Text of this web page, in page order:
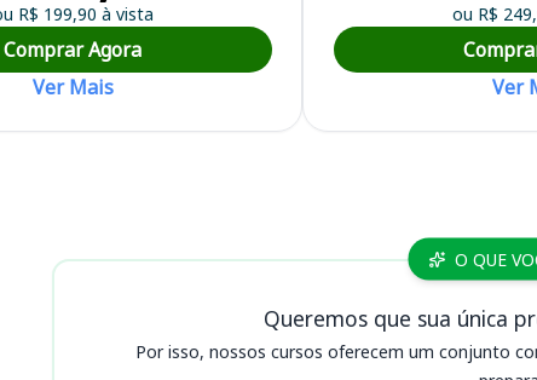
R$ 199,90 à vista
Comprar Agora
Ver Mais
ou R$
Ver
(MG) O QUE
Queremos que sua única
Por isso, nossos cursos oferecem um conjunto